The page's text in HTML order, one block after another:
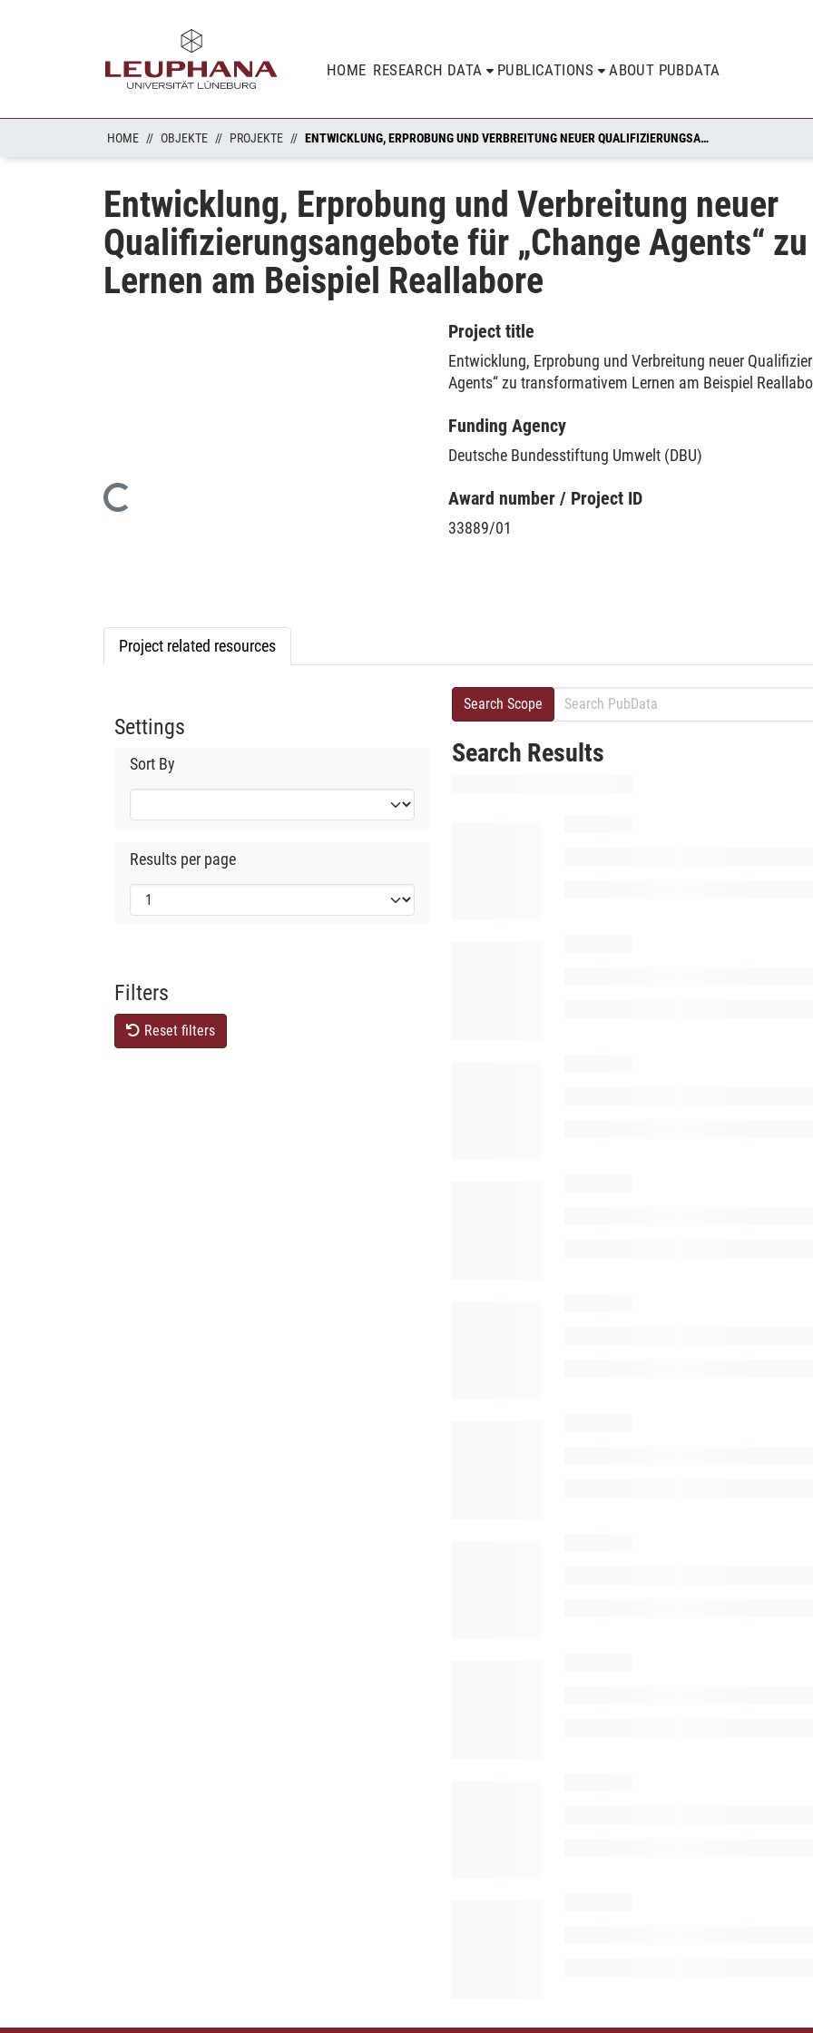
HOME RESEARCH DATA PUBLICATIONS ABOUT PUBDATA
HOME OBJEKTE PROJEKTE ENTWICKLUNG, ERPROBUNG UND VERBREITUNG NEUER QUALIFIZIERUNGSANGEBOTE FÜR „CHANGE AGENTS“ ZU TRANSFORMATIVEM LERNEN AM BEISPIEL REALLABORE
Entwicklung, Erprobung und Verbreitung neuer
Qualifizierungsangebote für „Change Agents“
Lernen am Beispiel Reallabore
Loading...
Project title
Entwicklung, Erprobung und Verbreitung neuer
Agents“ zu transformativem Lernen am Beispiel
Funding Agency
Deutsche Bundesstiftung Umwelt (DBU)
Award number / Project ID
33889/01
Project related resources
Settings
Sort By
Results per page
Filters
Reset filters
Search Scope
Search Results